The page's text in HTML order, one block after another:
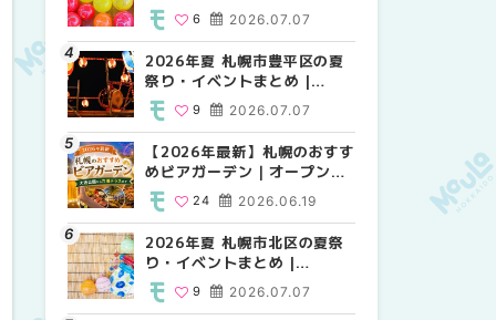
MouLa HOKKAIDO
2026.07.07
6
2026年夏 札幌市豊平区の夏
祭り・イベントまとめ |
MouLa HOKKAIDO
2026.07.07
9
【2026年最新】札幌のおすす
めビアガーデン｜オープン日
順に徹底紹介！大通公園から
穴場テラスまで | MouLa
HOKKAIDO
2026.06.19
24
2026年夏 札幌市北区の夏祭
り・イベントまとめ |
MouLa HOKKAIDO
2026.07.07
9
9
2026年夏 札幌市手稲区の夏
祭り・イベントまとめ |
10
2026年夏 札幌市北区の夏祭
り・イベントまとめ |
9
2026年夏 札幌市清田区の夏
祭り・イベントまとめ |
6
9
2026年夏 札幌市西区の夏祭
り・イベントまとめ |
13
2026年夏 札幌市手稲区の夏
祭り・イベントまとめ |
10
2026年夏 札幌市清田区の夏
祭り・イベントまとめ |
6